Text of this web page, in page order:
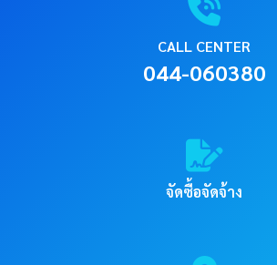
CALL CENTER
044-060380
จัดซื้อจัดจ้าง